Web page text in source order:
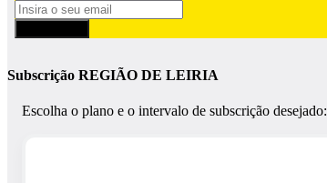
Subscrição REGIÃO DE LEIRIA
Escolha o plano e o intervalo de subscrição desejado: